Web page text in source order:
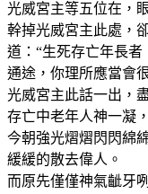
光威宮主等五位在，
幹掉光威宮主此處，
道：“生死存亡年長
通途，你理所應當會
光威宮主此話一出，
存亡中老年人神一凝
今朝強光熠熠閃閃綿
緩緩的散去偉人。
而原先僅僅神氣齜牙